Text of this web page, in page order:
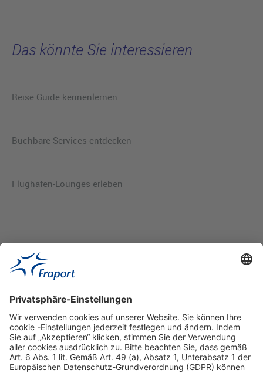
Das könnte Sie interessieren
Reise Guide kennenlernen
Buchbare Services entdecken
Flughafen-Lounges erleben
Hilfreiche Links